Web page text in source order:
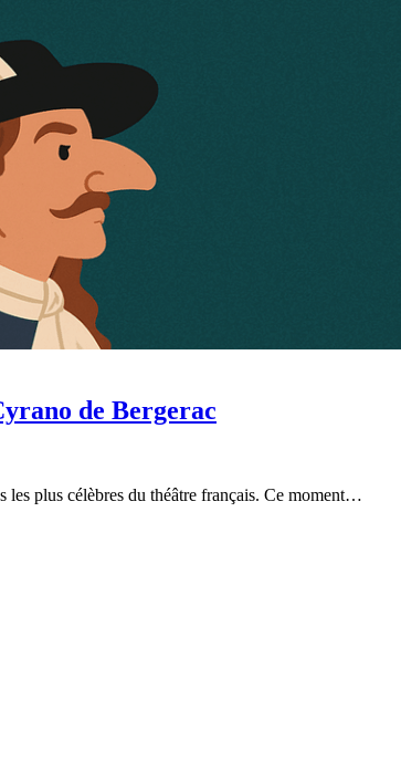
de Bergerac
les plus célèbres du théâtre français. Ce moment…